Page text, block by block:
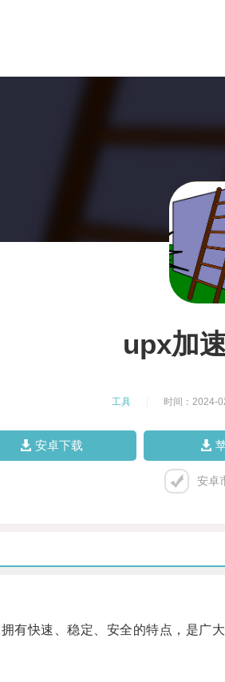
upx加
工具 时间：2024-
安卓下载
安卓
快速、稳定、安全的特点，是广大